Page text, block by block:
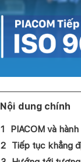
Nội dung chính
PIACOM và
Tiếp tục khẳng